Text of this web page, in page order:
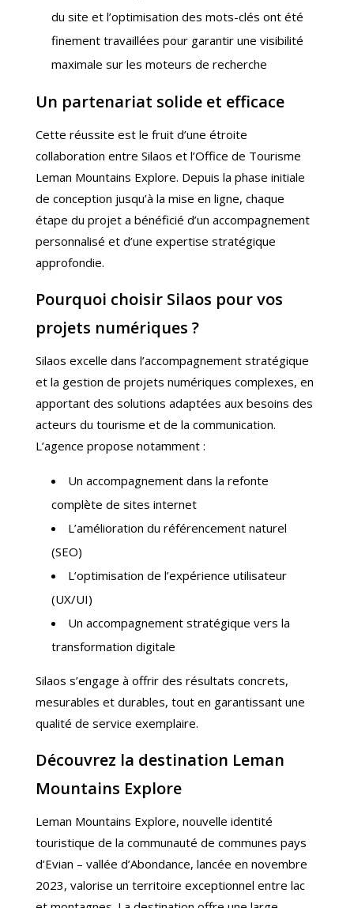
du site et l’optimisation des mots-clés ont été
finement travaillées pour garantir une visibilité
maximale sur les moteurs de recherche
Un partenariat solide et efficace
Cette réussite est le fruit d’une étroite
collaboration entre Silaos et l’Office de Tourisme
Leman Mountains Explore. Depuis la phase initiale
de conception jusqu’à la mise en ligne, chaque
étape du projet a bénéficié d’un accompagnement
personnalisé et d’une expertise stratégique
approfondie.
Pourquoi choisir Silaos pour vos
projets numériques ?
Silaos excelle dans l’accompagnement stratégique
et la gestion de projets numériques complexes, en
apportant des solutions adaptées aux besoins des
acteurs du tourisme et de la communication.
L’agence propose notamment :
Un accompagnement dans la refonte
complète de sites internet
L’amélioration du référencement naturel
(SEO)
L’optimisation de l’expérience utilisateur
(UX/UI)
Un accompagnement stratégique vers la
transformation digitale
Silaos s’engage à offrir des résultats concrets,
mesurables et durables, tout en garantissant une
qualité de service exemplaire.
Découvrez la destination Leman
Mountains Explore
Leman Mountains Explore, nouvelle identité
touristique de la communauté de communes pays
d’Evian – vallée d’Abondance, lancée en novembre
2023, valorise un territoire exceptionnel entre lac